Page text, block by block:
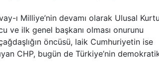
ı Milliye’nin devamı olarak Ulusal
ve ilk genel başkanı olması onurunu
öncüsü, laik Cumhuriyetin ise
CHP, bugün de Türkiye’nin